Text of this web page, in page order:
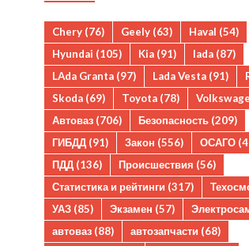
Chery (76) Geely (63) Haval (54)
Hyundai (105) Kia (91) lada (87)
LAda Granta (97) Lada Vesta (91)
Skoda (69) Toyota (78)
Автоваз (706) Безопасность (209)
ГИБДД (91) Закон (556) ОСАГО
ПДД (136) Происшествия (56)
Статистика и рейтинги (317)
УАЗ (85) Экзамен (57)
автоваз (88) автозапчасти (68)